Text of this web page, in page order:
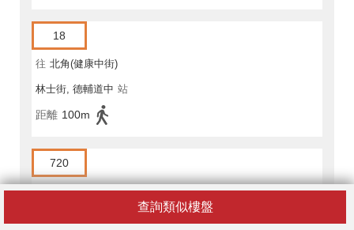
查詢類似樓盤
18
往 北角(健康中街)
林士街, 德輔道中 站
距離 100m
720
往 西灣河(嘉亨灣)公共交通總站